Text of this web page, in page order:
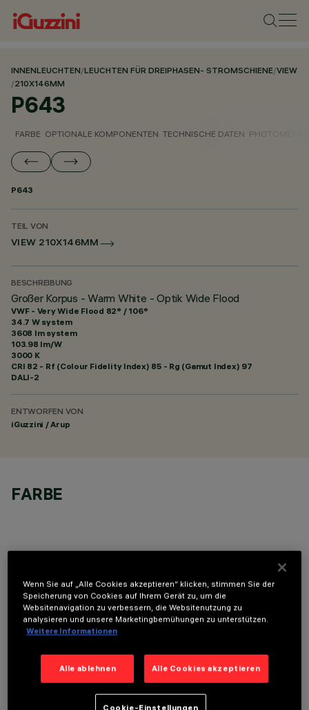
INNENLEUCHTEN/LEUCHTEN FÜR DREIPHASEN- STROMSCHIENE/VIEW
/210X146MM
P643
FARBE OPTIONALE KOMPONENTEN TECHNISCHE DATEN
P643
TEIL VON
VIEW 210X146MM
BESCHREIBUNG
Großer Korpus - Warm White - Optik Wide Flood
VWF - Very Wide Flood 82° / 106°
34.7 W system
3608 lm system
103.98 lm/W
3000 K
CRI 82 - Rf (Colour Fidelity Index) 85 - Rg (Gamut Index) 97
DALI-2
ENTWORFEN VON
iGuzzini / Arup
FARBE
OPTIONALE KOMPONENTEN
TECHNISCHE DATEN
Wenn Sie auf „Alle Cookies akzeptieren“ klicken, stimmen Sie der
Speicherung von Cookies auf Ihrem Gerät zu, um die
Websitenavigation zu verbessern, die Websitenutzung zu
analysieren und unsere Marketingbemühungen zu unterstützen.
Weitere Informationen
Alle ablehnen Alle Cookies akzeptieren
Cookie-Einstellungen